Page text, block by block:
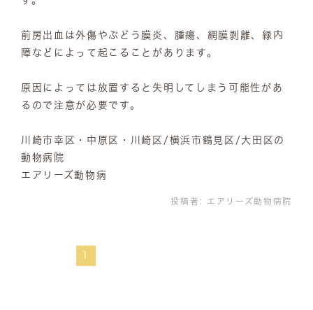
前房出血は外傷やぶどう膜炎、腫瘍、網膜剥離、緑内
障などによって起こることがあります。
原因によっては放置すると失明してしまう可能性があ
るので注意が必要です。
川崎市幸区・中原区・川崎区/横浜市鶴見区/大田区の
動物病院
エアリーズ動物病
投稿者: エアリーズ動物病院
1